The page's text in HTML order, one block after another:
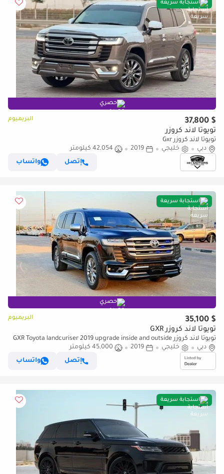
استجابة سريعة
حصري
$ 37,800 البريميوم
تويوتا لاند كروزر
تويوتا لاند كروزر Gxr
دبي
خليجي 2019
42,054 كيلومتر
إتصل
واتساب
استجابة سريعة
حصري
$ 35,100 البريميوم
تويوتا لاند كروزر GXR
تويوتا لاند كروزر GXR Toyota landcuriser 2019 upgrade inside and outside
4.0L full option petrol
دبي خليجي 2019
45,000 كيلومتر
إتصل
واتساب
استجابة سريعة